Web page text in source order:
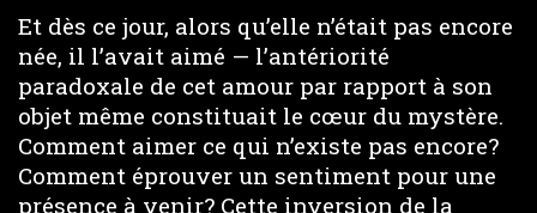
Et dès ce jour, alors qu’elle n’était pas encore
née, il l’avait aimé — l’antériorité
paradoxale de cet amour par rapport à son
objet même constituait le cœur du mystère.
Comment aimer ce qui n’existe pas encore?
Comment éprouver un sentiment pour une
présence à venir? Cette inversion de la